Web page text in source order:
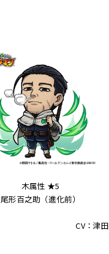
木属性 ★5
尾形百之助（進化前）
CV：津